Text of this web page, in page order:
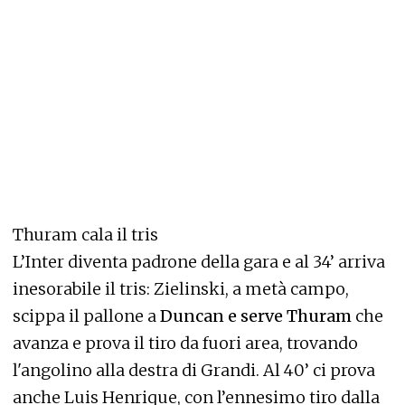
Thuram cala il tris
L’Inter diventa padrone della gara e al 34’ arriva
inesorabile il tris: Zielinski, a metà campo,
scippa il pallone aDuncan e serve Thuram che
avanza e prova il tiro da fuori area, trovando
l'angolino alla destra di Grandi. Al 40’ ci prova
anche Luis Henrique, con l’ennesimo tiro dalla